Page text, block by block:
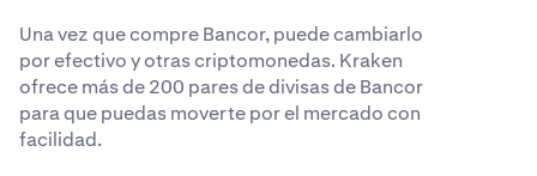
Una vez que compre Bancor, puede cambiarlo
por efectivo y otras criptomonedas. Kraken
ofrece más de 200 pares de divisas de Bancor
para que puedas moverte por el mercado con
facilidad.